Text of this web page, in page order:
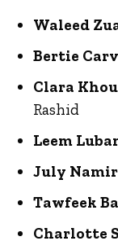
Waleed
Bertie
Clara
Rashid
Leem
July Namir
Tawfeek
Charlotte